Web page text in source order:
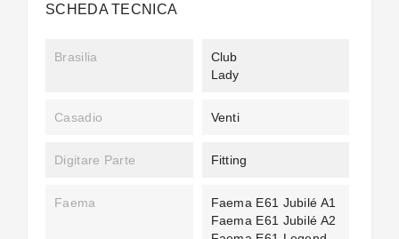
SCHEDA TECNICA
Brasilia
Club
Lady
Casadio Venti
Digitare Parte Fitting
Faema
Faema E61 Jubilé A1
Faema E61 Jubilé A2